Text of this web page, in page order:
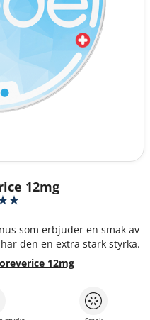
12mg
som erbjuder en smak av
den en extra stark styrka.
12mg